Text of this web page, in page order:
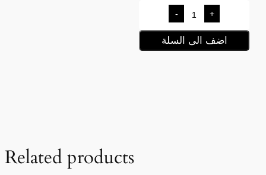
- +
اضف الى السلة
Related products